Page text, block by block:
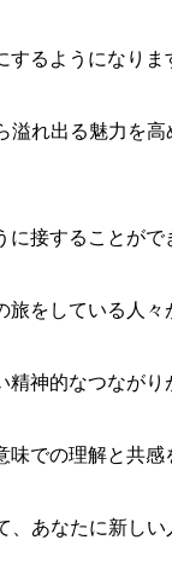
るようになりま
れ出る魅力を
接することがで
をしている人々
神的なつながり
での理解と共感
あなたに新し